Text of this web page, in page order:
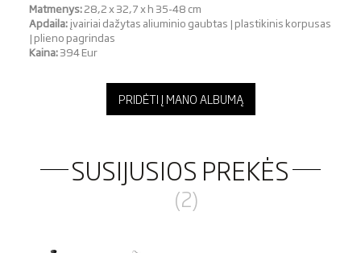
Matmenys:28,2 x 32,7 x h 35-48 cm
Apdaila: įvairiai dažytas aliuminio gaubtas | plastikinis korpusas
| plieno pagrindas
Kaina:394 Eur
PRIDĖTI Į MANO ALBUMĄ
SUSIJUSIOS PREKĖS
(2)